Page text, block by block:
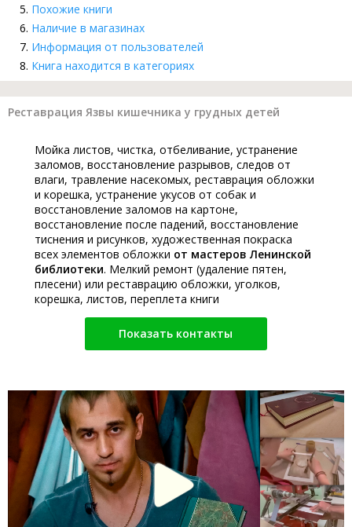
Похожие книги
Наличие в магазинах
Информация от пользователей
Книга находится в категориях
Реставрация Язвы кишечника у грудных детей
Мойка листов, чистка, отбеливание, устранение
заломов, восстановление разрывов, следов от
влаги, травление насекомых, реставрация обложки
и корешка, устранение укусов от собак и
восстановление заломов на картоне,
восстановление после падений, восстановление
тиснения и рисунков, художественная покраска
всех элементов обложки от мастеров Ленинской
библиотеки. Мелкий ремонт (удаление пятен,
плесени) или реставрацию обложки, уголков,
корешка, листов, переплета книги
Показать контакты